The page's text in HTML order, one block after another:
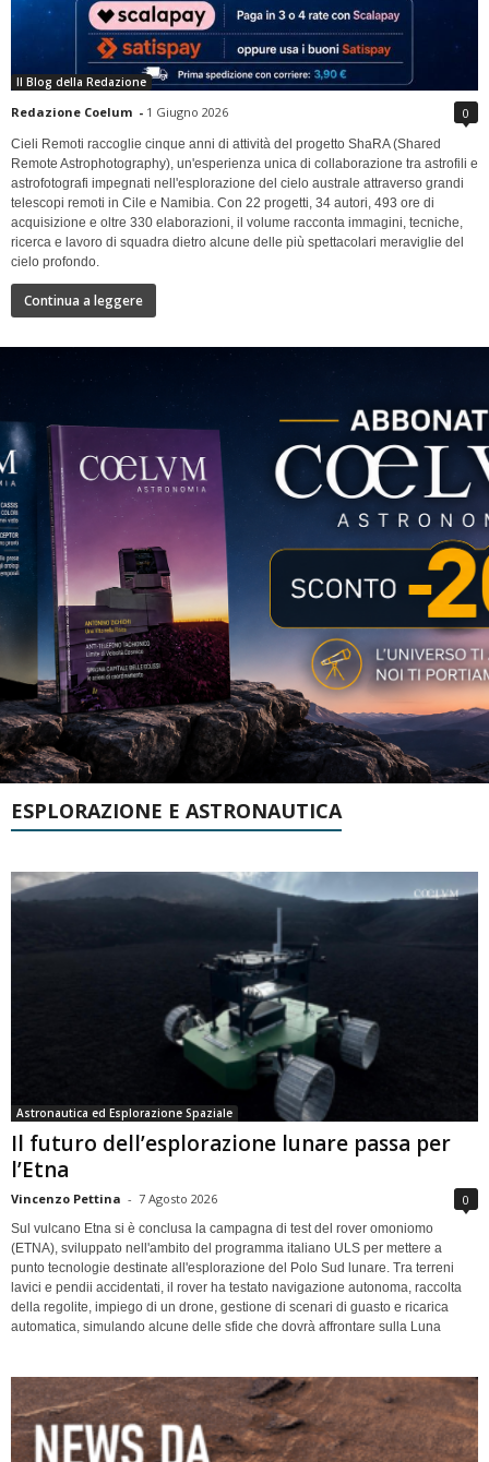
Il Blog della Redazione
Redazione Coelum - 1 Giugno 2026 0
Cieli Remoti raccoglie cinque anni di attività del progetto ShaRA (Shared
Remote Astrophotography), un'esperienza unica di collaborazione tra astrofili e
astrofotografi impegnati nell'esplorazione del cielo australe attraverso grandi
telescopi remoti in Cile e Namibia. Con 22 progetti, 34 autori, 493 ore di
acquisizione e oltre 330 elaborazioni, il volume racconta immagini, tecniche,
ricerca e lavoro di squadra dietro alcune delle più spettacolari meraviglie del
cielo profondo.
Continua a leggere
ESPLORAZIONE E ASTRONAUTICA
Astronautica ed Esplorazione Spaziale
Il futuro dell’esplorazione lunare passa per
l’Etna
Vincenzo Pettina - 7 Agosto 2026 0
Sul vulcano Etna si è conclusa la campagna di test del rover omoniomo
(ETNA), sviluppato nell'ambito del programma italiano ULS per mettere a
punto tecnologie destinate all'esplorazione del Polo Sud lunare. Tra terreni
lavici e pendii accidentati, il rover ha testato navigazione autonoma, raccolta
della regolite, impiego di un drone, gestione di scenari di guasto e ricarica
automatica, simulando alcune delle sfide che dovrà affrontare sulla Luna